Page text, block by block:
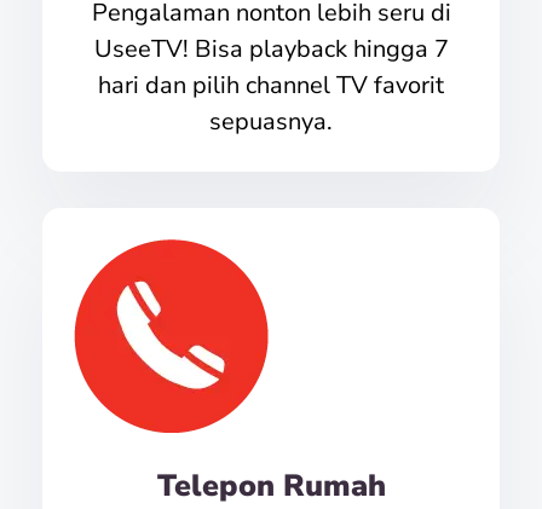
Pengalaman nonton lebih seru di
UseeTV! Bisa playback hingga 7
hari dan pilih channel TV favorit
sepuasnya.
Telepon Rumah